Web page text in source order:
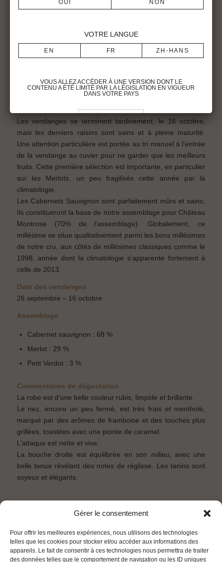
Gérer le consentement
Pour offrir les meilleures expériences, nous utilisons des technologies
telles que les cookies pour stocker et/ou accéder aux informations des
appareils. Le fait de consentir à ces technologies nous permettra de traiter
des données telles que le comportement de navigation ou les ID uniques
septembre par les premiers Merlots, suivis par les
de Cabernet Sauvignon du grand plateau, chasse l’humidité
excédentaire. Les baies de raisin sont ainsi épargnées par
le développement du botrytis.
Les vendanges se terminent tardivement, le 16 octobre,
mais les derniers raisins sont sains et à pleine maturité.
Une attention particulière est portée au tri manuel à l’entrée
de la vendange au cuvier pour ne garder que les meilleurs
fruits. Cette première sélection est importante, en particulier
sur les Merlots, un peu fragilisés cette année par la
climatologie.
Les Cabernets Sauvignon sont parfaitement mûrs et sains.
Ils constitueront la base de notre assemblage pour Château
Montrose (70% de l’assemblage). Globalement, ce
millésime se situe qualitativement parmi les bons millésimes
de notre cru, aux côtés de millésimes classiques comme le
1998, année dont la climatologie s’apparente fortement à
celle de 2013.
Date des vendanges
26 septembre – 16 octobre
Assemblage
Cabernet sauvignon : 68 %
Merlot : 29 %
Petit Verdot : 3 %
Commentaires de dégustation
La robe est d’une belle couleur rubis, limpide et brillante.
Le nez, encore un peu fermé, est très frais et mentholé,
marqué par des arômes de framboise et des touches plus
grillées, toastées avec une pointe de caramel.
L’attaque est nette et vive.
La bouche droite est équilibrée en son milieu, avec une
belle tenue révélant des notes de réglisse. Les tanins sont
soyeux et élégants.
Télécharger la fiche technique RETOUR
VOTRE LANGUE
VOUS ALLEZ ACCÉDER À UNE VERSION DONT LE
CONTENU A ÉTÉ LIMITÉ PAR LA LÉGISLATION EN VIGUEUR
DANS VOTRE PAYS
Pour visiter le site du Château Montrose, vous devez être en âge légal de
consommer de l’alcool dans votre pays de résidence.
Vous reconnaissez avoir pris connaissance des conditions d’utilisation
du site et déclarez les accepter sans réserve.
You acknowledge that you have read and unconditionally accept this
website’s terms of use.